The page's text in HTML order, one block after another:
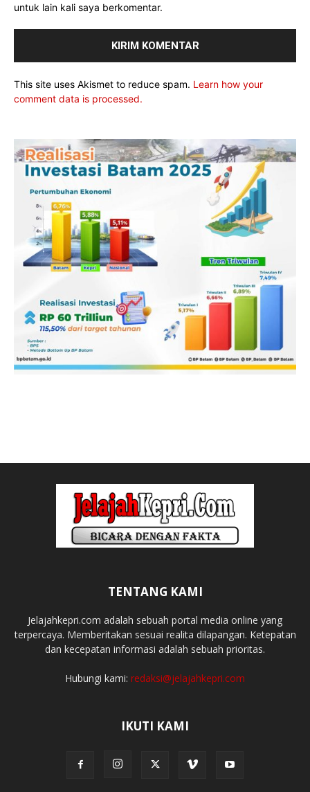
untuk lain kali saya berkomentar.
This site uses Akismet to reduce spam. Learn how your
comment data is processed.
TENTANG KAMI
Jelajahkepri.com adalah sebuah portal media online yang
terpercaya. Memberitakan sesuai realita dilapangan. Ketepatan
dan kecepatan informasi adalah sebuah prioritas.
Hubungi kami: redaksi@jelajahkepri.com
IKUTI KAMI